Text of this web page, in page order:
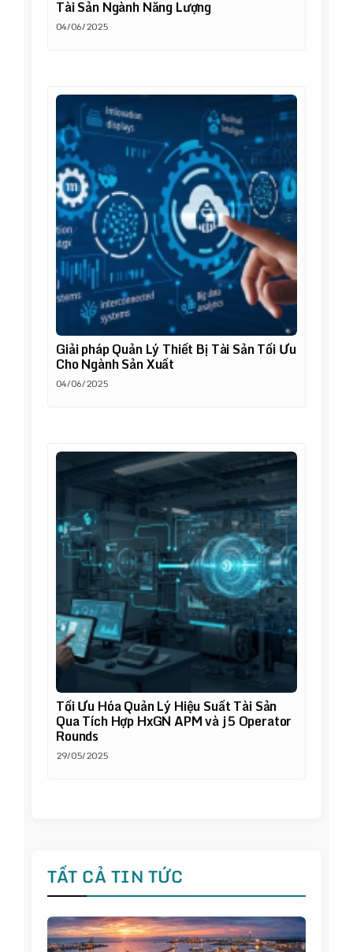
Tài Sản Ngành Năng Lượng
04/06/2025
Giải pháp Quản Lý Thiết Bị Tài Sản Tối Ưu
Cho Ngành Sản Xuất
04/06/2025
Tối Ưu Hóa Quản Lý Hiệu Suất Tài Sản
Qua Tích Hợp HxGN APM và j5 Operator
Rounds
29/05/2025
TẤT CẢ TIN TỨC